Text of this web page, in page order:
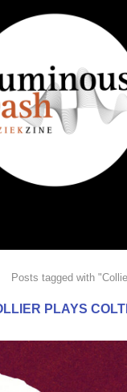
Posts tagged with
PLAYS